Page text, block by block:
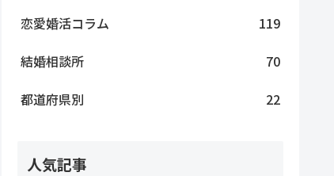
恋愛婚活コラム
119
結婚相談所
70
都道府県別
22
人気記事